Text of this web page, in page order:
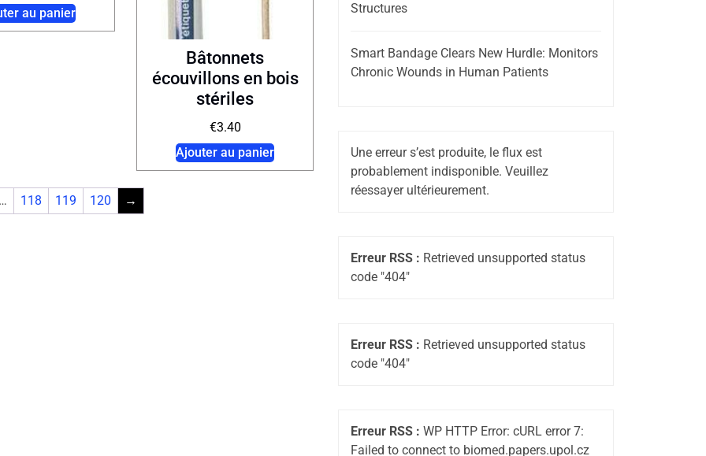
au panier
Bâtonnets
écouvillons en bois
stériles
€3.40
Ajouter au panier
… 118 119 120 →
Structures
Smart Bandage Clears New Hurdle: Monitors
Chronic Wounds in Human Patients
Une erreur s’est produite, le flux est
probablement indisponible. Veuillez
réessayer ultérieurement.
Erreur RSS : Retrieved unsupported status
code "404"
Erreur RSS : Retrieved unsupported status
code "404"
Erreur RSS : WP HTTP Error: cURL error 7:
Failed to connect to biomed.papers.upol.cz